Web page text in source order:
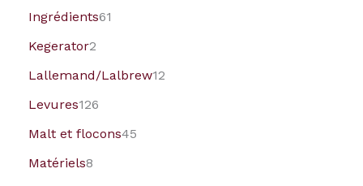
Ingrédients61
Kegerator2
Lallemand/Lalbrew12
Levures126
Malt et flocons45
Matériels8